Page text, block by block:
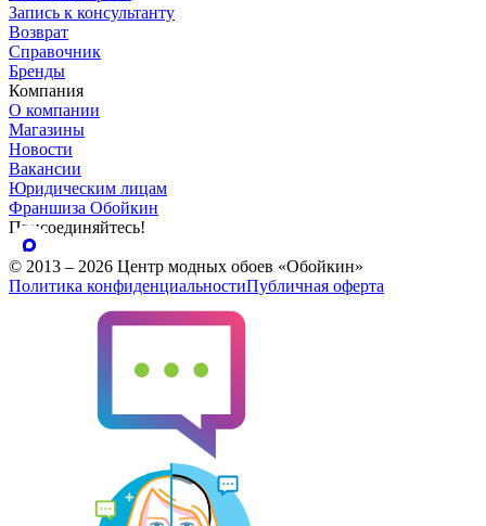
Запись к консультанту
Возврат
Справочник
Бренды
Компания
О компании
Магазины
Новости
Вакансии
Юридическим лицам
Франшиза Обойкин
Присоединяйтесь!
© 2013 – 2026 Центр модных обоев «Обойкин»
Политика конфиденциальностиПубличная оферта